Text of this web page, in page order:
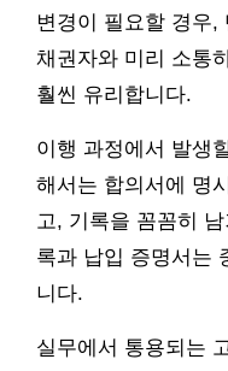
변경이 필요할 경우,
채권자와 미리 소통
훨씬 유리합니다.
이행 과정에서 발생
해서는 합의서에 명
고, 기록을 꼼꼼히
록과 납입 증명서는
니다.
실무에서 통용되는